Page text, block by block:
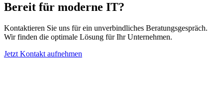
Bereit für moderne IT?
Kontaktieren Sie uns für ein unverbindliches Beratungsgespräch.
Wir finden die optimale Lösung für Ihr Unternehmen.
Jetzt Kontakt aufnehmen